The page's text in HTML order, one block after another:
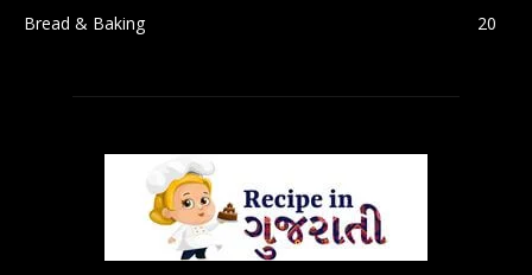
Bread & Baking
20